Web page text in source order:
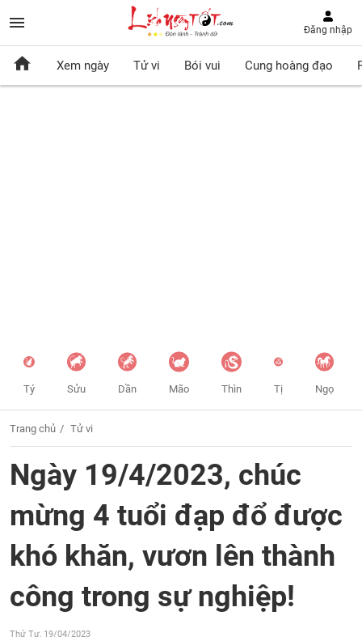
Đăng nhập
Xem ngày Tử vi Bói vui Cung hoàng đạo
Tý Sửu Dần Mão Thìn Tị Ngọ
Trang chủ Tử vi
Ngày 19/4/2023, chúc
mừng 4 tuổi đạp đổ được
khó khăn, vươn lên thành
công trong sự nghiệp!
Thứ Tư, 19/04/2023